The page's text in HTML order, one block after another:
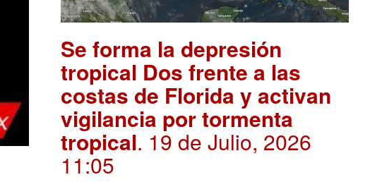
Se forma la depresión
tropical Dos frente a las
costas de Florida y activan
vigilancia por tormenta
tropical. 19 de Julio, 2026
11:05